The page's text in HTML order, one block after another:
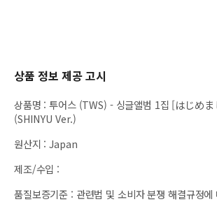
상품 정보 제공 고시
상품명 :투어스 (TWS) - 싱글앨범 1집 [はじめ
(SHINYU Ver.)
원산지 :Japan
제조/수입 :
품질보증기준 : 관련법 및 소비자 분쟁 해결규정에